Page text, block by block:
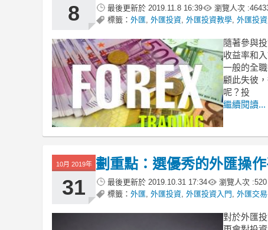
8 最後更新於 2019.11.8 16:39 瀏覽人次 :
標籤： 外匯 外匯投資 外匯投資教學 外匯投
隨著參與
收益率和
一般的全
顧此失彼
呢？投
繼續閱讀...
10月 2019年
31
劃重點：選優秀的外匯操
最後更新於 2019.10.31 17:34 瀏覽人次 :520
標籤： 外匯 外匯投資 外匯投資入門 外匯交
對於外匯